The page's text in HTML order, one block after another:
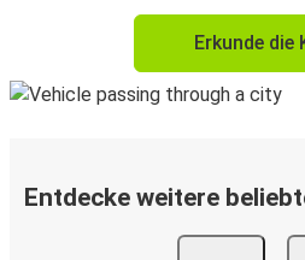
Erkunde die
Entdecke weitere